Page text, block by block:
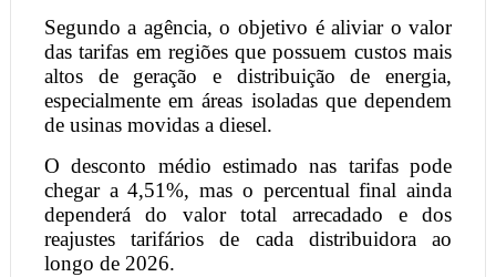
Segundo a agência, o objetivo é aliviar o valor
das tarifas em regiões que possuem custos mais
altos de geração e distribuição de energia,
especialmente em áreas isoladas que dependem
de usinas movidas a diesel.
O desconto médio estimado nas tarifas pode
chegar a 4,51%, mas o percentual final ainda
dependerá do valor total arrecadado e dos
reajustes tarifários de cada distribuidora ao
longo de 2026.